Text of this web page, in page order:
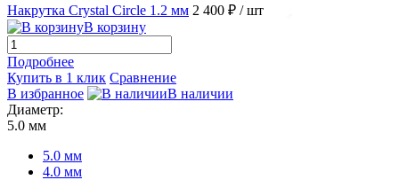
Накрутка Crystal Circle 1.2 мм 2 400 ₽ / шт
В корзину
Подробнее
Купить в 1 клик Сравнение
В избранное
В наличии
Диаметр:
5.0 мм
5.0 мм
4.0 мм